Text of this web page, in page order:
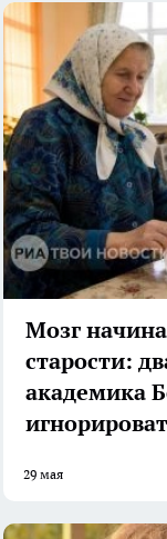
Мозг
старости:
академика
29 мая